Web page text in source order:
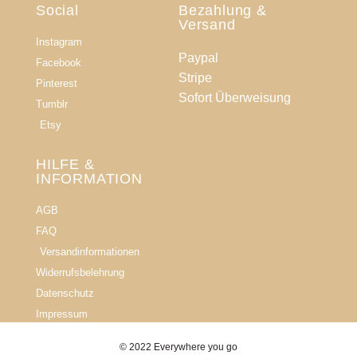
Social
Instagram
Facebook
Pinterest
Tumblr
Etsy
Bezahlung &
Versand
Paypal
Stripe
Sofort Überweisung
HILFE &
INFORMATION​
AGB
FAQ
Versandinformationen
Widerrufsbelehrung
Datenschutz
Impressum
© 2022 Everywhere you go